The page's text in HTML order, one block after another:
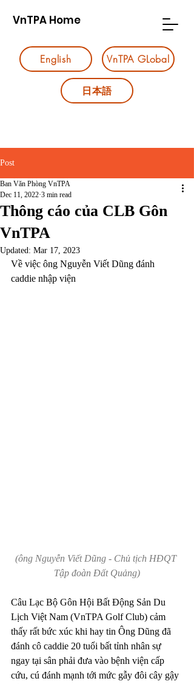
VnTPA Home
English VnTPA GLobal
日本語
Post
Thông cáo của CLB Gôn
VnTPA
Ban Văn Phòng VnTPA
Dec 11, 2022 3 min read
Updated: Mar 17, 2023
Về việc ông Nguyễn Viết Dũng đánh
caddie nhập viện
(ông Nguyễn Viết Dũng - Chủ tịch HĐQT
Tập đoàn Đất Quảng)
Câu Lạc Bộ Gôn Hội Bất Động Sản Du
Lịch Việt Nam (VnTPA Golf Club) cảm
thấy rất bức xúc khi hay tin Ông Dũng đã
đánh cô caddie 20 tuổi bất tỉnh nhân sự
ngay tại sân phải đưa vào bệnh viện cấp
cứu, cú đánh mạnh tới mức gẫy đôi cây gậy